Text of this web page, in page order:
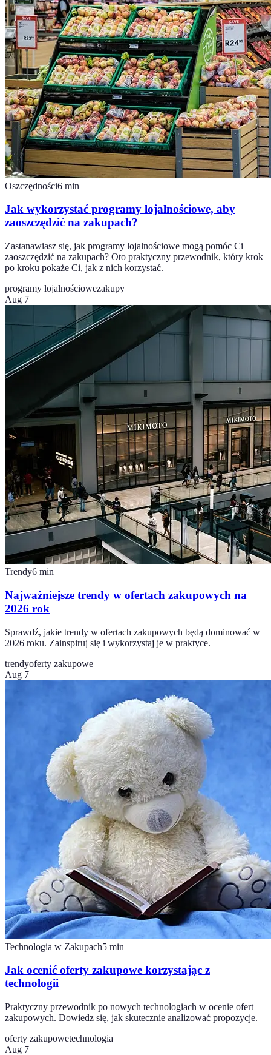
Oszczędności6 min
Jak wykorzystać programy lojalnościowe, aby
zaoszczędzić na zakupach?
Zastanawiasz się, jak programy lojalnościowe mogą pomóc Ci
zaoszczędzić na zakupach? Oto praktyczny przewodnik, który krok
po kroku pokaże Ci, jak z nich korzystać.
programy lojalnościowezakupy
Aug 7
Trendy6 min
Najważniejsze trendy w ofertach zakupowych na
2026 rok
Sprawdź, jakie trendy w ofertach zakupowych będą dominować w
2026 roku. Zainspiruj się i wykorzystaj je w praktyce.
trendyoferty zakupowe
Aug 7
Technologia w Zakupach5 min
Jak ocenić oferty zakupowe korzystając z
technologii
Praktyczny przewodnik po nowych technologiach w ocenie ofert
zakupowych. Dowiedz się, jak skutecznie analizować propozycje.
oferty zakupowetechnologia
Aug 7